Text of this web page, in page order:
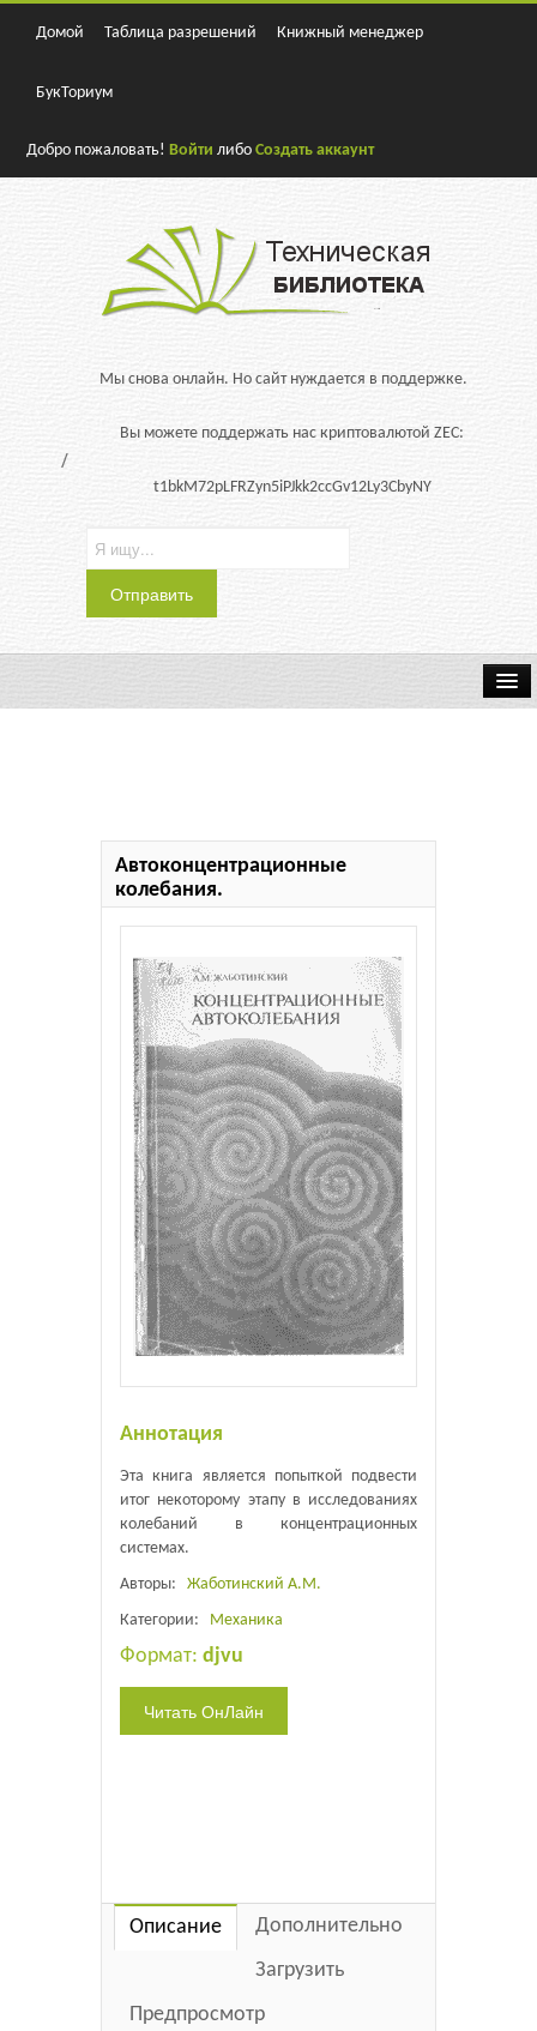
Домой Таблица разрешений Книжный менеджер
БукТориум
Добро пожаловать!Войти либоСоздать аккаунт
Мы снова онлайн. Но сайт нуждается в поддержке.
Вы можете поддержать нас криптовалютой ZEC:
t1bkM72pLFRZyn5iPJkk2ccGv12Ly3CbyNY
Автоконцентрационные
колебания.
Аннотация
Эта книга является попыткой подвести
итог некоторому этапу в исследованиях
колебаний в концентрационных
системах.
Авторы: Жаботинский А.М.
Категории: Механика
Формат: djvu
Описание
Дополнительно
Загрузить
Предпросмотр